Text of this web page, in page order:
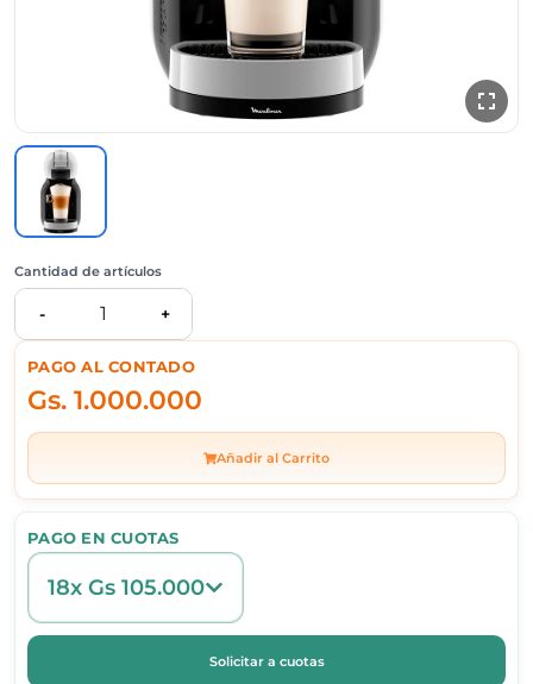
PAGO AL CONTADO
Gs. 1.000.000
Añadir al Carrito
PAGO EN CUOTAS
18x Gs 105.000
Solicitar a cuotas
Cantidad de artículos
- 1 +